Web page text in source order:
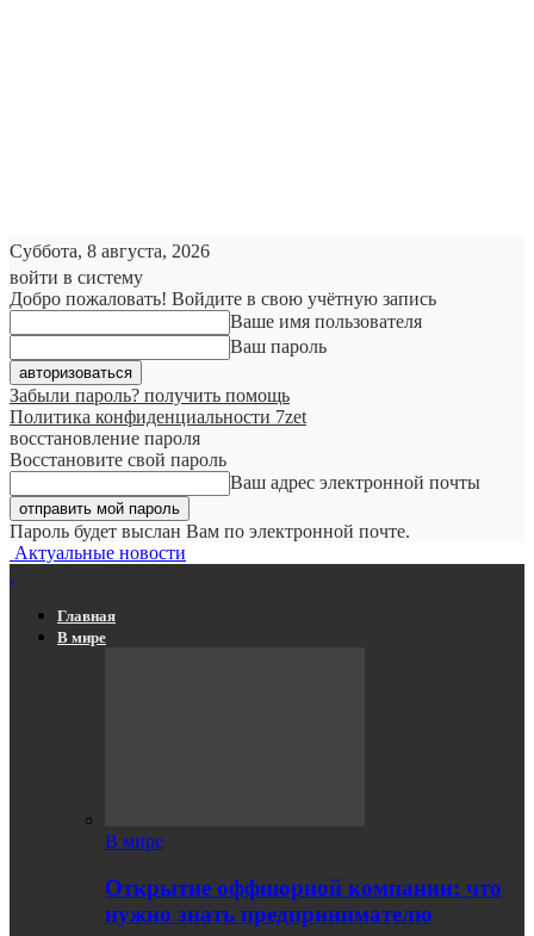
Суббота, 8 августа, 2026
войти в систему
Добро пожаловать! Войдите в свою учётную запись
Ваше имя пользователя
Ваш пароль
Забыли пароль? получить помощь
Политика конфиденциальности 7zet
восстановление пароля
Восстановите свой пароль
Ваш адрес электронной почты
Пароль будет выслан Вам по электронной почте.
Актуальные новости
Главная
В мире
В мире
Открытие оффшорной компании: что
нужно знать предпринимателю